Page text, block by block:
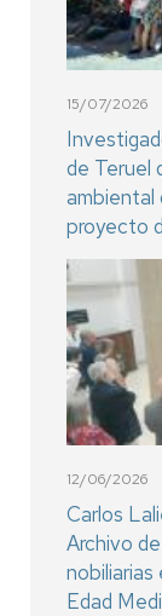
15/07/2026
de Teruel
ambiental
proyecto
12/06/2026
Carlos
Archivo
nobiliarias
Edad